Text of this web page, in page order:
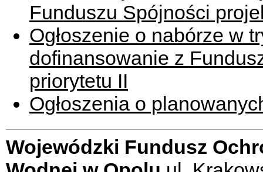
Funduszu Spójności
Ogłoszenie o nabórze w
dofinansowanie z
priorytetu II
Ogłoszenia o
Wojewódzki Fundusz